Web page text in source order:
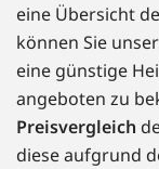
eine Übersicht
können Sie
eine günstige
angeboten zu
Preisvergleich
diese aufgrund